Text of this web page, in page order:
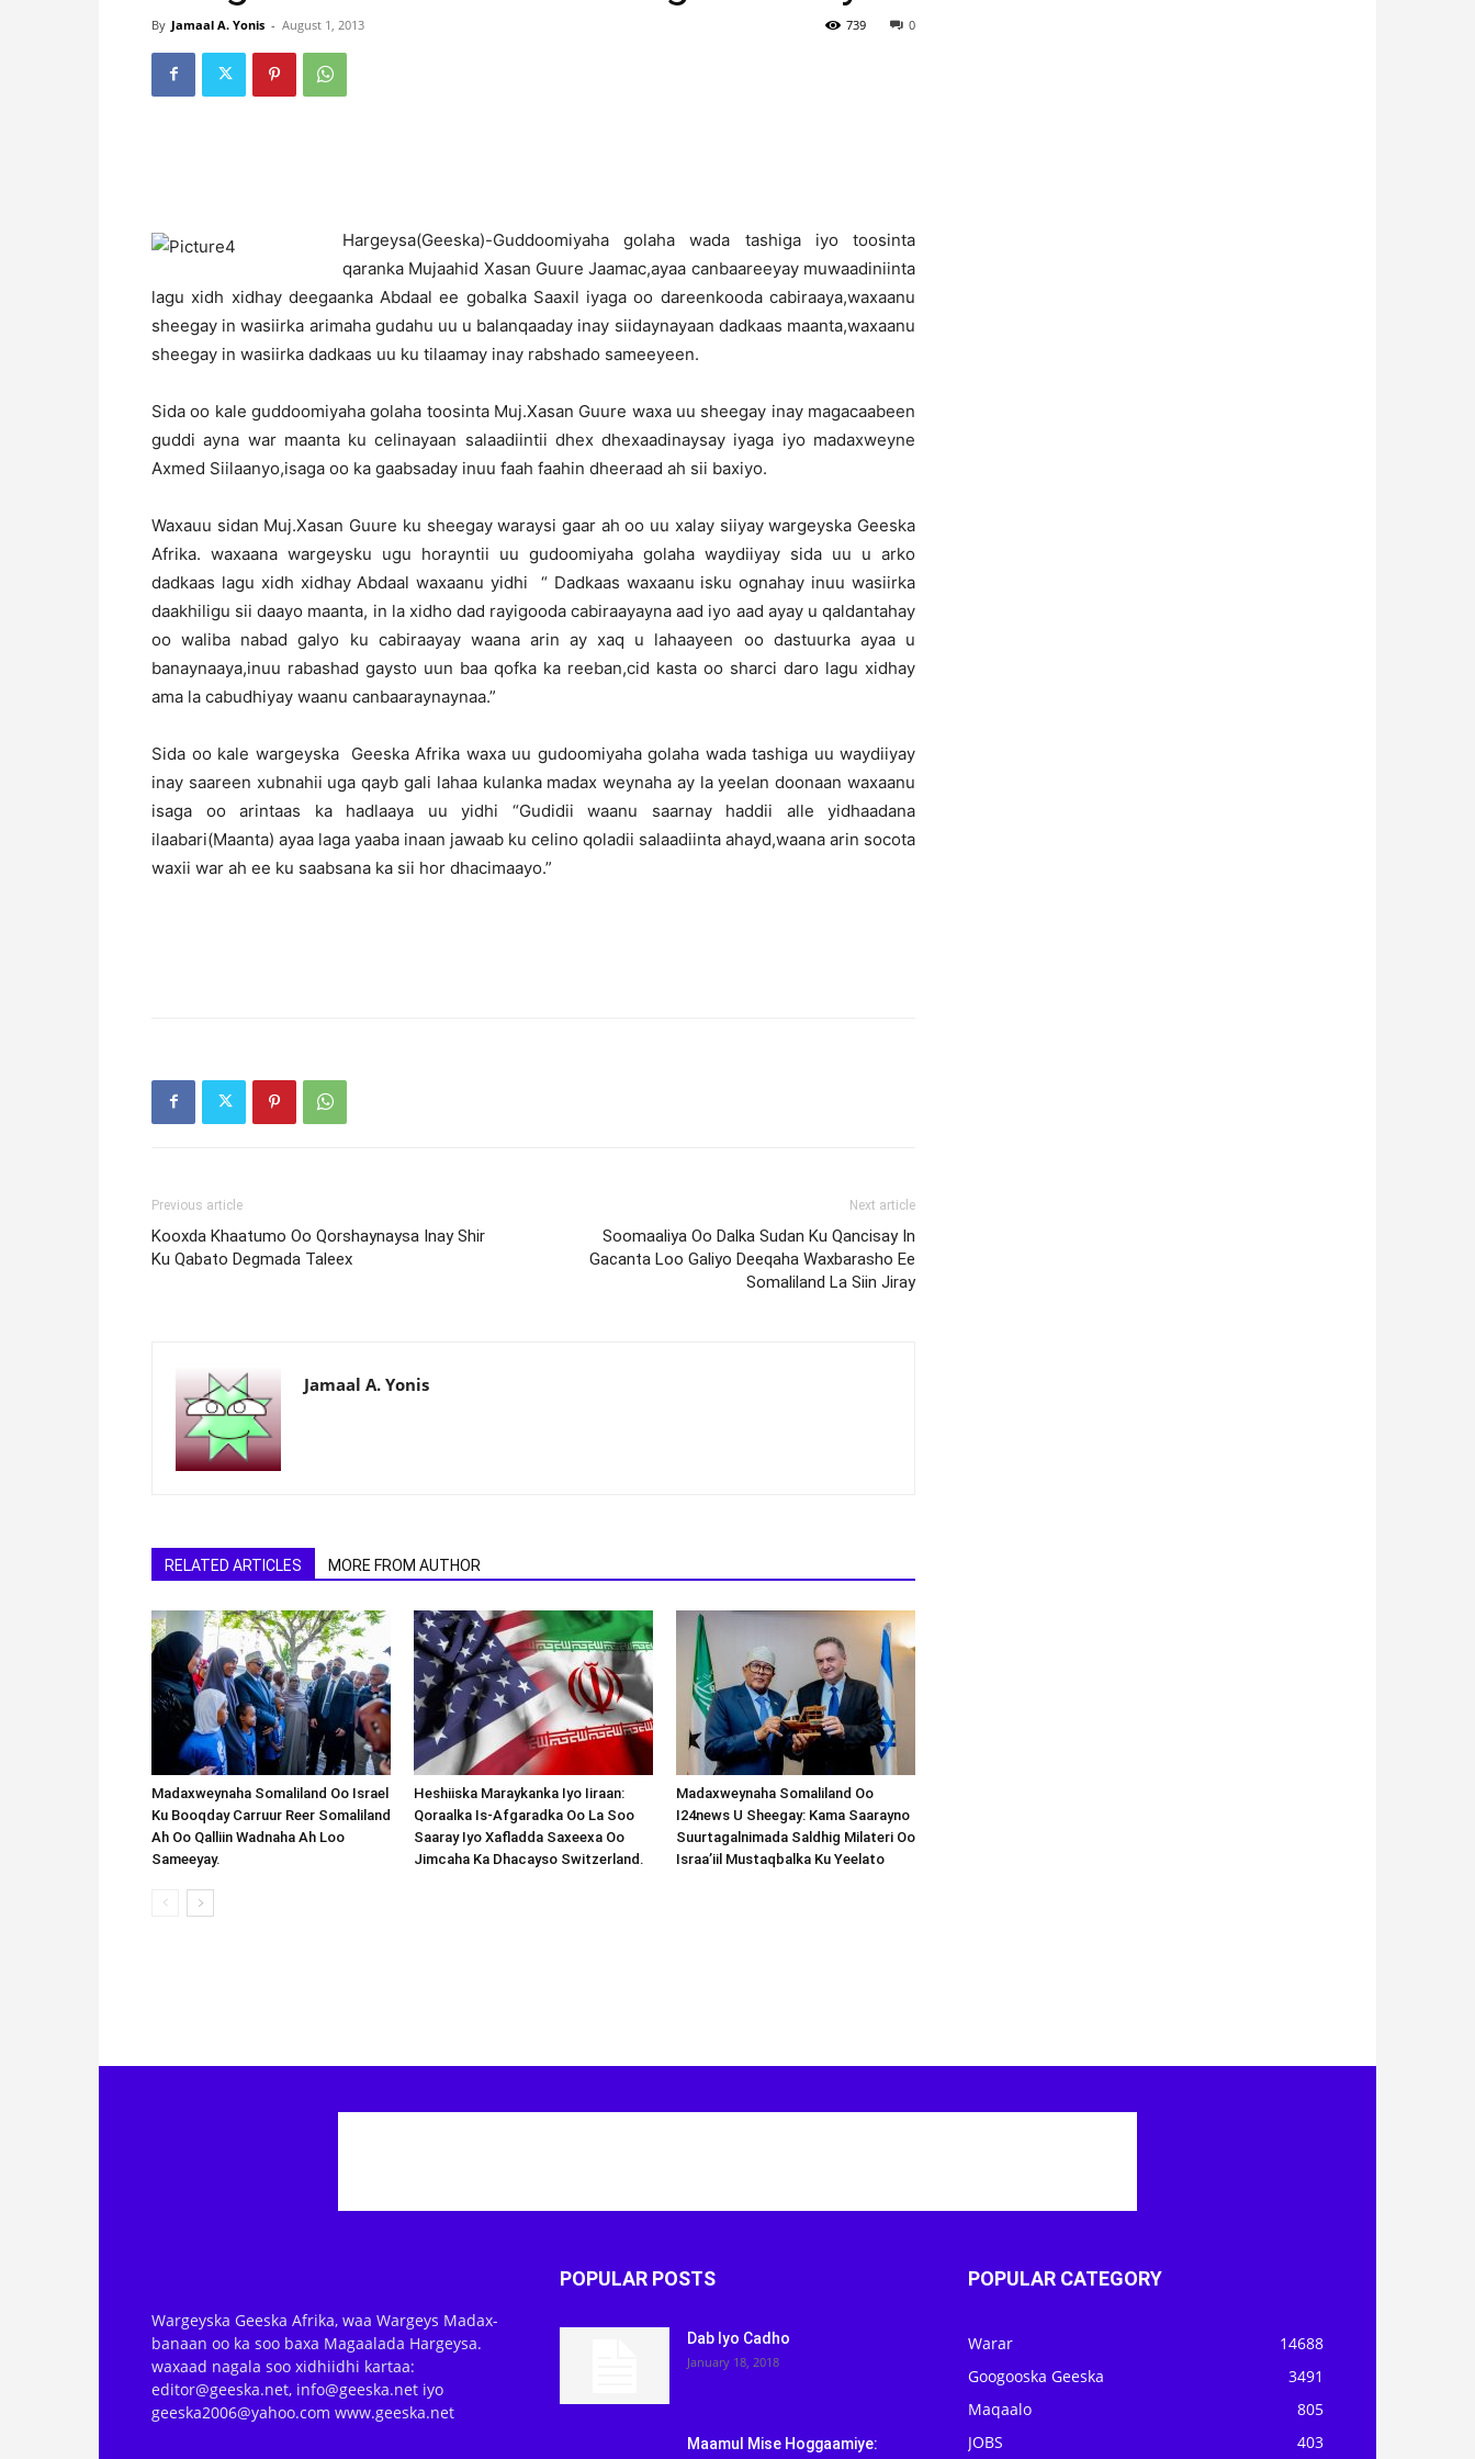
By Jamaal A. Yonis - August 1, 2013 0
739
Hargeysa(Geeska)-Guddoomiyaha golaha wada tashiga iyo toosinta
qaranka Mujaahid Xasan Guure Jaamac,ayaa canbaareeyay muwaadiniinta
lagu xidh xidhay deegaanka Abdaal ee gobalka Saaxil iyaga oo dareenkooda cabiraaya,waxaanu
sheegay in wasiirka arimaha gudahu uu u balanqaaday inay siidaynayaan dadkaas maanta,waxaanu
sheegay in wasiirka dadkaas uu ku tilaamay inay rabshado sameeyeen.
Sida oo kale guddoomiyaha golaha toosinta Muj.Xasan Guure waxa uu sheegay inay magacaabeen
guddi ayna war maanta ku celinayaan salaadiintii dhex dhexaadinaysay iyaga iyo madaxweyne
Axmed Siilaanyo,isaga oo ka gaabsaday inuu faah faahin dheeraad ah sii baxiyo.
Waxauu sidan Muj.Xasan Guure ku sheegay waraysi gaar ah oo uu xalay siiyay wargeyska Geeska
Afrika. waxaana wargeysku ugu horayntii uu gudoomiyaha golaha waydiiyay sida uu u arko
dadkaas lagu xidh xidhay Abdaal waxaanu yidhi “ Dadkaas waxaanu isku ognahay inuu wasiirka
daakhiligu sii daayo maanta, in la xidho dad rayigooda cabiraayayna aad iyo aad ayay u qaldantahay
oo waliba nabad galyo ku cabiraayay waana arin ay xaq u lahaayeen oo dastuurka ayaa u
banaynaaya,inuu rabashad gaysto uun baa qofka ka reeban,cid kasta oo sharci daro lagu xidhay
ama la cabudhiyay waanu canbaaraynaynaa.”
Sida oo kale wargeyska Geeska Afrika waxa uu gudoomiyaha golaha wada tashiga uu waydiiyay
inay saareen xubnahii uga qayb gali lahaa kulanka madax weynaha ay la yeelan doonaan waxaanu
isaga oo arintaas ka hadlaaya uu yidhi “Gudidii waanu saarnay haddii alle yidhaadana
ilaabari(Maanta) ayaa laga yaaba inaan jawaab ku celino qoladii salaadiinta ahayd,waana arin socota
waxii war ah ee ku saabsana ka sii hor dhacimaayo.”
Previous article
Kooxda Khaatumo Oo Qorshaynaysa Inay Shir
Ku Qabato Degmada Taleex
Next article
Soomaaliya Oo Dalka Sudan Ku Qancisay In
Gacanta Loo Galiyo Deeqaha Waxbarasho Ee
Somaliland La Siin Jiray
Jamaal A. Yonis
RELATED ARTICLES MORE FROM AUTHOR
Madaxweynaha Somaliland Oo Israel
Ku Booqday Carruur Reer Somaliland
Ah Oo Qalliin Wadnaha Ah Loo
Sameeyay.
Heshiiska Maraykanka Iyo Iiraan:
Qoraalka Is-Afgaradka Oo La Soo
Saaray Iyo Xafladda Saxeexa Oo
Jimcaha Ka Dhacayso Switzerland.
Madaxweynaha Somaliland Oo
I24news U Sheegay: Kama Saarayno
Suurtagalnimada Saldhig Milateri Oo
Israa’iil Mustaqbalka Ku Yeelato
Wargeyska Geeska Afrika, waa Wargeys Madax-
banaan oo ka soo baxa Magaalada Hargeysa.
waxaad nagala soo xidhiidhi kartaa:
editor@geeska.net, info@geeska.net iyo
geeska2006@yahoo.com www.geeska.net
POPULAR POSTS
Dab Iyo Cadho
January 18, 2018
Maamul Mise Hoggaamiye:
POPULAR CATEGORY
Warar
14688
Googooska Geeska
3491
Maqaalo
805
JOBS
403